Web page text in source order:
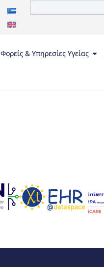
Φορείς & Υπηρεσίες Υγείας